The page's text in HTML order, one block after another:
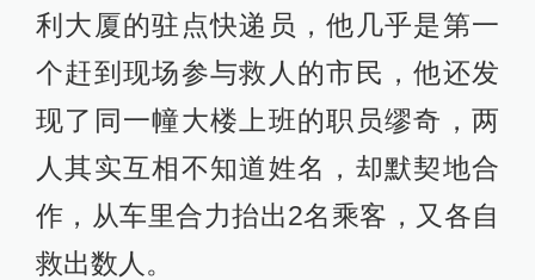
利大厦的驻点快递员，他几乎是第一
个赶到现场参与救人的市民，他还发
现了同一幢大楼上班的职员缪奇，两
人其实互相不知道姓名，却默契地合
作，从车里合力抬出2名乘客，又各自
救出数人。